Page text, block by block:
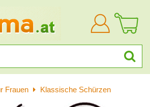
Anmelden
Frauen Klassische Schürzen